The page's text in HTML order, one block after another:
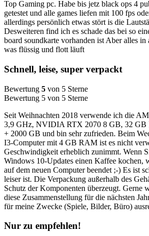
Top Gaming pc. Habe bis jetz black ops 4
getestet und alle games liefen mit 100 fps
allerdings persönlich etwas stört is die
Desweiteren find ich es schade das bei so
board soundkarte vorhanden ist Aber alles in
was flüssig und flott läuft
Schnell, leise, super verpackt
Bewertung 5 von 5 Sterne
Bewertung 5 von 5 Sterne
Seit Weihnachten 2018 verwende ich die
3,9 GHz, NVIDIA RTX 2070 8 GB, 32 GB
+ 2000 GB und bin sehr zufrieden. Beim
I3-Computer mit 4 GB RAM ist es nicht
Geschwindigkeit erheblich zunimmt. Wenn
Windows 10-Updates einen Kaffee kochen,
auf dem neuen Computer beendet ;-) Es ist
leiser ist. Die Verpackung außerhalb des
Schutz der Komponenten überzeugt. Gerne
diese Zusammenstellung für die nächsten
für meine Zwecke (Spiele, Bilder, Büro)
Nur zu empfehlen!